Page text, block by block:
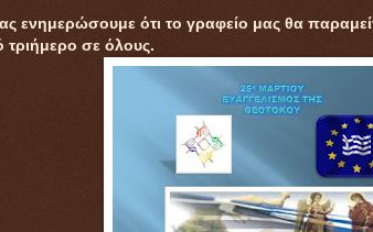
ενημερώσουμε ότι το γραφείο μας θα
τριήμερο σε όλους.